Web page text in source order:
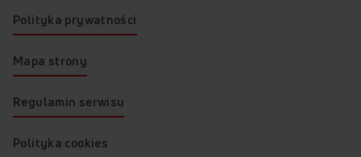
Polityka prywatności
Mapa strony
Regulamin serwisu
Polityka cookies